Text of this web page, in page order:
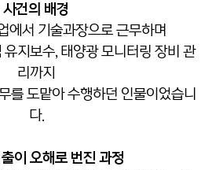
사건의 배경
에서 기술과장으로 근무하며
지보수, 태양광 모니터링 장비 관
리까지
를 도맡아 수행하던 인물이었습니
다.
이 오해로 번진 과정